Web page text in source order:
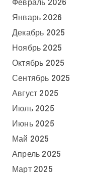
Февраль 2026
Январь 2026
Декабрь 2025
Ноябрь 2025
Октябрь 2025
Сентябрь 2025
Август 2025
Июль 2025
Июнь 2025
Май 2025
Апрель 2025
Март 2025